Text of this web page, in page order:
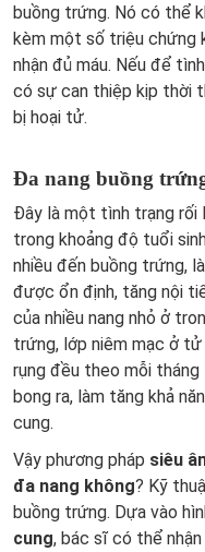
buồng trứng. Nó có thể
kèm một số triệu chứng
nhận đủ máu. Nếu để
có sự can thiệp kịp thời
bị hoại tử.
Đa nang buồng
Đây là một tình trạng rối
trong khoảng độ tuổi
nhiều đến buồng trứng,
được ổn định, tăng nội
của nhiều nang nhỏ ở
trứng, lớp niêm mạc ở
rụng đều theo mỗi
bong ra, làm tăng khả
cung.
Vậy phương pháp siêu
đa nang không? Kỹ
buồng trứng. Dựa vào
cung, bác sĩ có thể